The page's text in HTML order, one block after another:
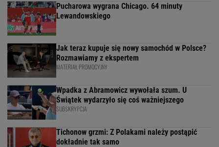
Pucharowa wygrana Chicago. 64 minuty
Lewandowskiego
Jak teraz kupuje się nowy samochód w Polsce?
Rozmawiamy z ekspertem
MATERIAŁ PROMOCYJNY
Wpadka z Abramowicz wywołała szum. U
Świątek wydarzyło się coś ważniejszego
SUBSKRYPCJA
Tichonow grzmi: Z Polakami należy postąpić
dokładnie tak samo